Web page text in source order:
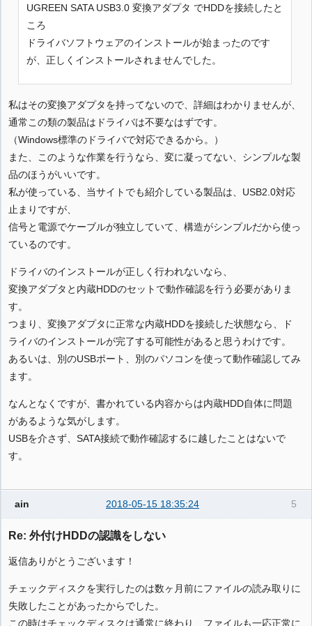
UGREEN SATA USB3.0 変換アダプタ でHDDを接続したと
ころ
ドライバソフトウェアのインストールが始まったのです
が、正しくインストールされませんでした。
私はその変換アダプタを持ってないので、詳細はわかりませんが、
通常この類の製品はドライバは不要なはずです。
（Windows標準のドライバで対応できるから。）
また、このような作業を行うなら、変に凝ってない、シンプルな製
品のほうがいいです。
私が使っている、当サイトでも紹介している製品は、USB2.0対応
止まりですが、
信号と電源でケーブルが独立していて、構造がシンプルだから使っ
ているのです。
ドライバのインストールが正しく行われないなら、
変換アダプタと内蔵HDDのセットで動作確認を行う必要がありま
す。
つまり、変換アダプタに正常な内蔵HDDを接続した状態なら、ド
ライバのインストールが完了する可能性があると思うわけです。
あるいは、別のUSBポート、別のパソコンを使って動作確認してみ
ます。
なんとなくですが、書かれている内容からは内蔵HDD自体に問題
があるような気がします。
USBを介さず、SATA接続で動作確認するに越したことはないで
す。
5
ain 2018-05-15 18:35:24
Re: 外付けHDDの認識をしない
返信ありがとうございます！
チェックディスクを実行したのは数ヶ月前にファイルの読み取りに
失敗したことがあったからでした。
この時はチェックディスクは通常に終わり、ファイルも一応正常に